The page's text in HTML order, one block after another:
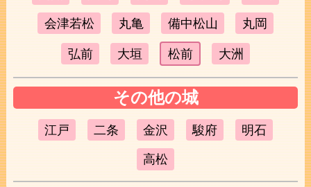
会津若松 丸亀 備中松山 丸岡
弘前 大垣 松前 大洲
その他の城
江戸 二条 金沢 駿府 明石
高松